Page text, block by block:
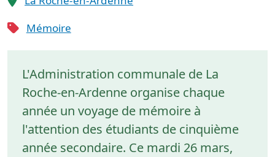
Mémoire
L'Administration communale de La
Roche-en-Ardenne organise chaque
année un voyage de mémoire à
l'attention des étudiants de cinquième
année secondaire. Ce mardi 26 mars,